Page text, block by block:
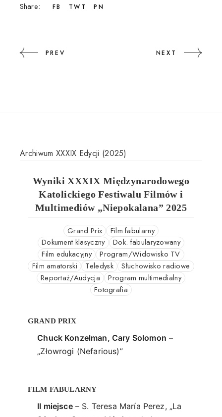
Share: FB TWT PN
PREV NEXT
Archiwum XXXIX Edycji (2025)
Wyniki XXXIX Międzynarodowego
Katolickiego Festiwalu Filmów i
Multimediów „Niepokalana” 2025
Grand Prix
Film fabularny
Dokument klasyczny
Dok. fabularyzowany
Film edukacyjny
Program/Widowisko TV
Film amatorski
Teledysk
Słuchowisko radiowe
Reportaż/Audycja
Program multimedialny
Fotografia
GRAND PRIX
Chuck Konzelman, Cary Solomon –
„Złowrogi (Nefarious)”
FILM FABULARNY
II miejsce– S. Teresa María Perez, „La